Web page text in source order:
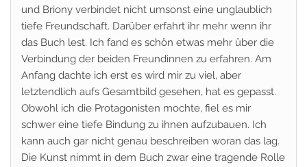
und Briony verbindet nicht umsonst eine unglaublich
tiefe Freundschaft. Darüber erfahrt ihr mehr wenn ihr
das Buch lest. Ich fand es schön etwas mehr über die
Verbindung der beiden Freundinnen zu erfahren. Am
Anfang dachte ich erst es wird mir zu viel, aber
letztendlich aufs Gesamtbild gesehen, hat es gepasst.
Obwohl ich die Protagonisten mochte, fiel es mir
schwer eine tiefe Bindung zu ihnen aufzubauen. Ich
kann auch gar nicht genau beschreiben woran das lag.
Die Kunst nimmt in dem Buch zwar eine tragende Rolle